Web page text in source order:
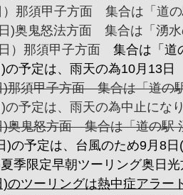
）那須甲子方面 集合は「道
)奥鬼怒法方面 集合は「湧
）那須甲子方面 集合は「道
予定は、雨天の為10月13日
)那須甲子方面 集合は「道の
予定は、雨天の為中止にな
)奥鬼怒方面 集合は「道の駅
)の予定は、台風のため9月8
季限定早朝ツーリング奥
)のツーリングは熱中症アラー